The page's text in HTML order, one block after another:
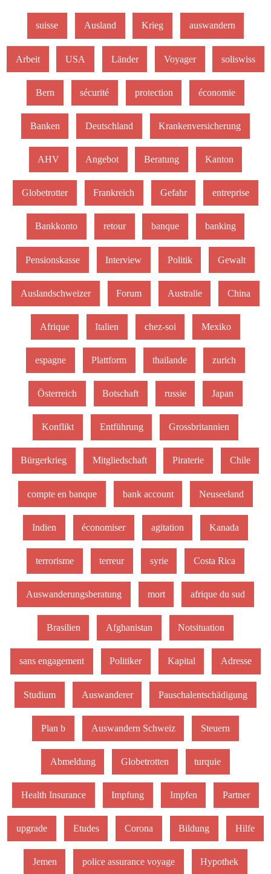
suisse Ausland Krieg auswandern
Arbeit USA Länder Voyager soliswiss
Bern sécurité protection économie
Banken Deutschland Krankenversicherung
AHV Angebot Beratung Kanton
Globetrotter Frankreich Gefahr entreprise
Bankkonto retour banque banking
Pensionskasse Interview Politik Gewalt
Auslandschweizer Forum Australie China
Afrique Italien chez-soi Mexiko
espagne Plattform thailande zurich
Österreich Botschaft russie Japan
Konflikt Entführung Grossbritannien
Bürgerkrieg Mitgliedschaft Piraterie Chile
compte en banque bank account Neuseeland
Indien économiser agitation Kanada
terrorisme terreur syrie Costa Rica
Auswanderungsberatung mort afrique du sud
Brasilien Afghanistan Notsituation
sans engagement Politiker Kapital Adresse
Studium Auswanderer Pauschalentschädigung
Plan b Auswandern Schweiz Steuern
Abmeldung Globetrotten turquie
Health Insurance Impfung Impfen Partner
upgrade Etudes Corona Bildung Hilfe
Jemen police assurance voyage Hypothek